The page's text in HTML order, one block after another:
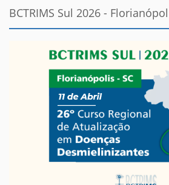
BCTRIMS Sul 2026 -